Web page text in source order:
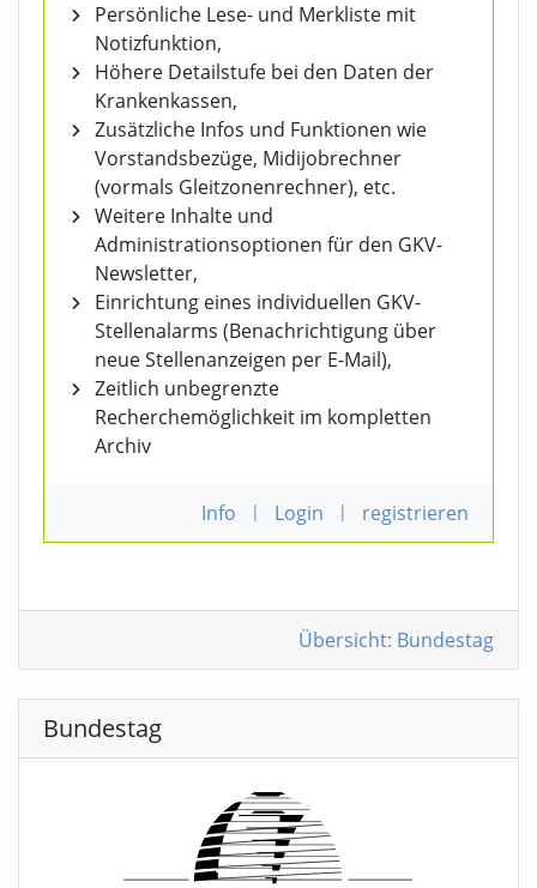
Persönliche Lese- und Merkliste mit
Notizfunktion,
Höhere Detailstufe bei den Daten der
Krankenkassen,
Zusätzliche Infos und Funktionen wie
Vorstandsbezüge, Midijobrechner
(vormals Gleitzonenrechner), etc.
Weitere Inhalte und
Administrationsoptionen für den GKV-
Newsletter,
Einrichtung eines individuellen GKV-
Stellenalarms (Benachrichtigung über
neue Stellenanzeigen per E-Mail),
Zeitlich unbegrenzte
Recherchemöglichkeit im kompletten
Archiv
Info | Login | registrieren
Übersicht: Bundestag
Bundestag